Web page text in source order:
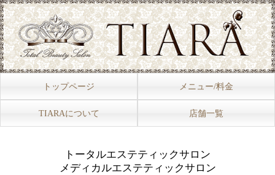
トップページ メニュー/料金
TIARAについて 店舗一覧
トータルエステティックサロン
メディカルエステティックサロン